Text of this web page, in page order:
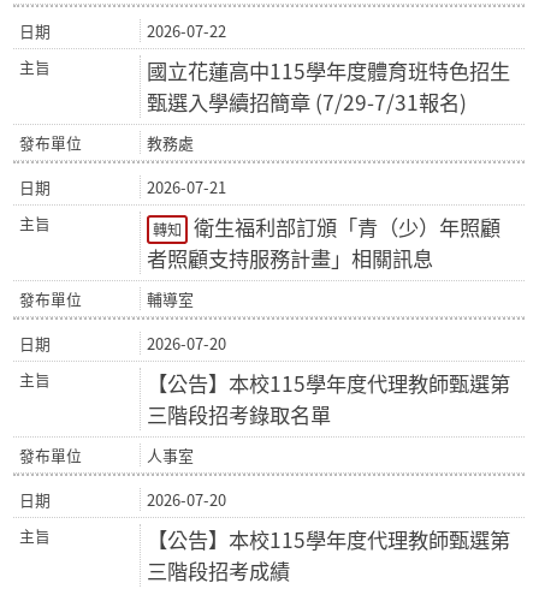
2026-07-22
國立花蓮高中115學年度體育班特色招生
甄選入學續招簡章 (7/29-7/31報名)
教務處
2026-07-21
轉知
衛生福利部訂頒「青（少）年照顧
者照顧支持服務計畫」相關訊息
輔導室
2026-07-20
【公告】本校115學年度代理教師甄選第
三階段招考錄取名單
人事室
2026-07-20
【公告】本校115學年度代理教師甄選第
三階段招考成績